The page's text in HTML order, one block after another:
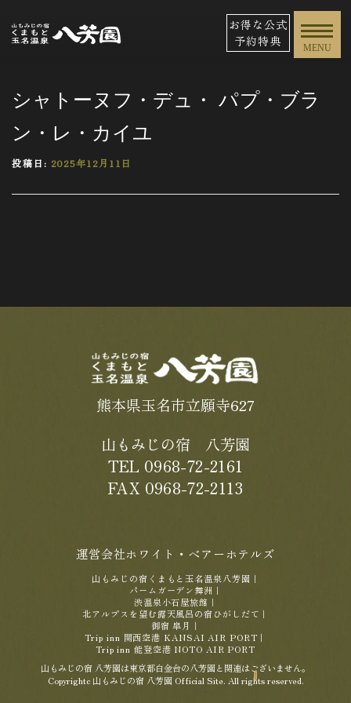
お得な公式
予約特典
MENU
シャトーヌフ・デュ・ パプ・ブラ
ン・レ・カイユ
投稿日: 2025年12月11日
熊本県玉名市立願寺627
山もみじの宿 八芳園
TEL 0968-72-2161
FAX 0968-72-2113
運営会社ホワイト・ベアーホテルズ
山もみじの宿くまもと玉名温泉八芳園 ｜
パームガーデン舞洲 ｜
渋温泉小石屋旅館 ｜
北アルプスを望む露天風呂の宿ひがしだて ｜
御宿 皐月 ｜
Trip inn 関西空港 KANSAI AIR PORT ｜
Trip inn 能登空港 NOTO AIR PORT
山もみじの宿 八芳園は東京都白金台の八芳園と関連はございません。
Copyrightc 山もみじの宿 八芳園 Official Site. All rights reserved.